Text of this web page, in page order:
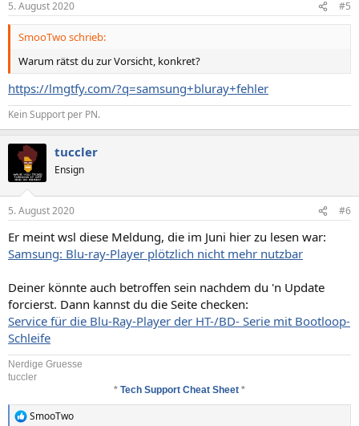
e
n
5. August 2020 #5
SmooTwo schrieb:
Warum rätst du zur Vorsicht, konkret?
https://lmgtfy.com/?q=samsung+bluray+fehler
Kein Support per PN.
tuccler
Ensign
5. August 2020 #6
Er meint wsl diese Meldung, die im Juni hier zu lesen war:
Samsung: Blu-ray-Player plötzlich nicht mehr nutzbar
Deiner könnte auch betroffen sein nachdem du 'n Update
forcierst. Dann kannst du die Seite checken:
Service für die Blu-Ray-Player der HT-/BD- Serie mit Bootloop-
Schleife
Nerdige Gruesse
tuccler
* Tech Support Cheat Sheet *
R
SmooTwo